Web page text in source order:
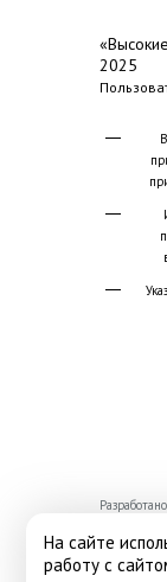
На сайте
работу с
2025